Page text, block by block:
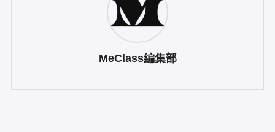
MeClass編集部